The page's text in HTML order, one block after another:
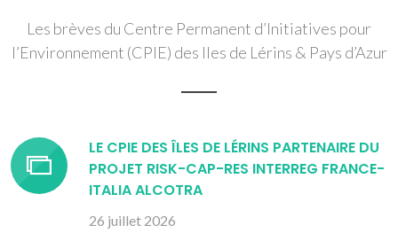
Les brèves du Centre Permanent d’Initiatives pour
l’Environnement (CPIE) des Iles de Lérins & Pays d’Azur
LE CPIE DES ÎLES DE LÉRINS PARTENAIRE DU
PROJET RISK-CAP-RES INTERREG FRANCE-
ITALIA ALCOTRA
26 juillet 2026